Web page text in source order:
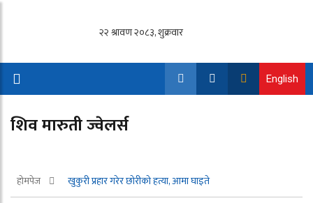
English
शिव मारुती ज्वेलर्स
होमपेज खुकुरी प्रहार गरेर छोरीको हत्या, आमा घाइते